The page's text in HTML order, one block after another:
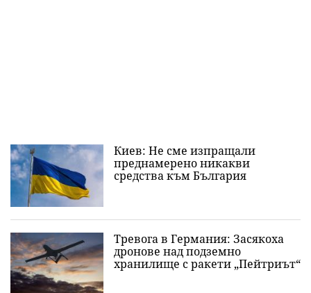
Киев: Не сме изпращали
преднамерено никакви
средства към България
Тревога в Германия: Засякоха
дронове над подземно
хранилище с ракети „Пейтриът“